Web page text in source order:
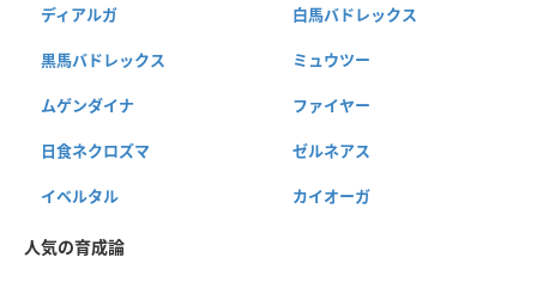
ディアルガ 白馬バドレックス
黒馬バドレックス ミュウツー
ムゲンダイナ ファイヤー
日食ネクロズマ ゼルネアス
イベルタル カイオーガ
人気の育成論